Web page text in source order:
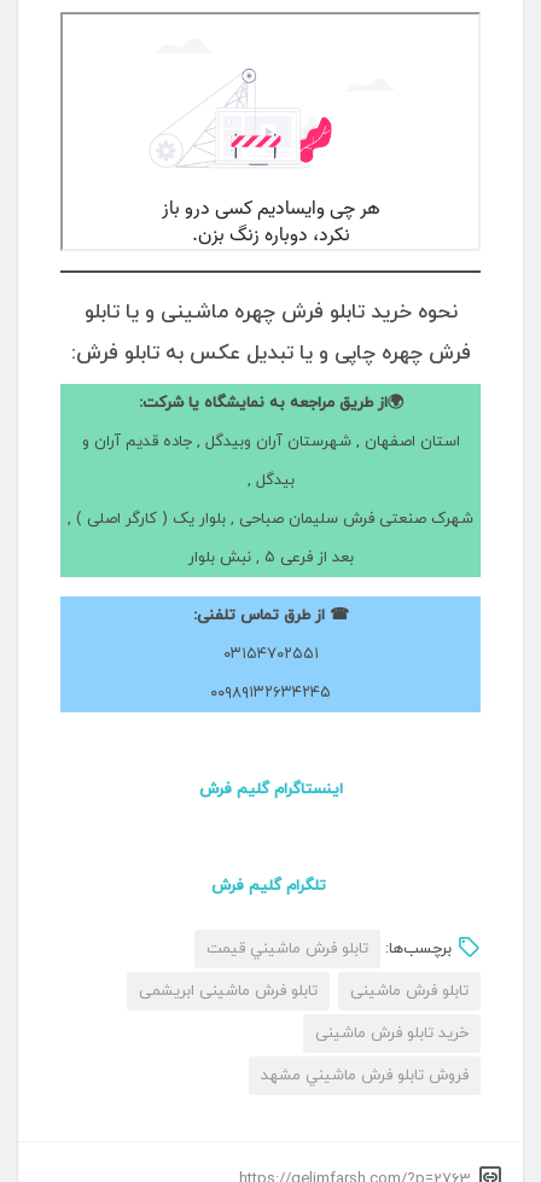
نحوه خرید تابلو فرش چهره ماشینی و یا تابلو
فرش چهره چاپی و یا تبدیل عکس به تابلو فرش:
🌍از طریق مراجعه به نمایشگاه یا شرکت:
استان اصفهان , شهرستان آران وبیدگل , جاده قدیم آران و
بیدگل ,
شهرک صنعتی فرش سلیمان صباحی , بلوار یک ( کارگر اصلی ) ,
بعد از فرعی ۵ , نبش بلوار
☎ از طرق تماس تلفنی:
۰۳۱۵۴۷۰۲۵۵۱
۰۰۹۸۹۱۳۲۶۳۴۲۴۵
اینستاگرام گلیم فرش
تلگرام گلیم فرش
برچسب‌ها:
تابلو فرش ماشيني قيمت
تابلو فرش ماشینی
تابلو فرش ماشینی ابریشمی
خرید تابلو فرش ماشینی
فروش تابلو فرش ماشيني مشهد